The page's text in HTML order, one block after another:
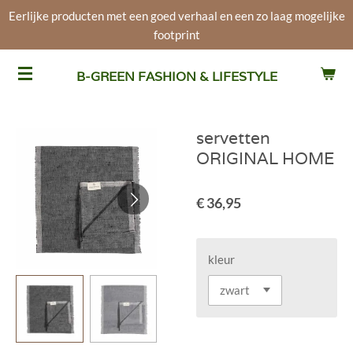
Ga
naar
de
B-GREEN FASHION & LIFESTYLE
Eerlijke producten met een goed verhaal en een zo laag mogelijke
footprint
servetten
ORIGINAL HOME
€ 36,95
kleur